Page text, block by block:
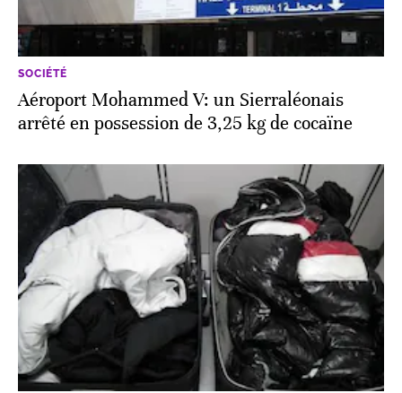
SOCIÉTÉ
Aéroport Mohammed V: un Sierra­léonais
arrêté en possession de 3,25 kg de cocaïne